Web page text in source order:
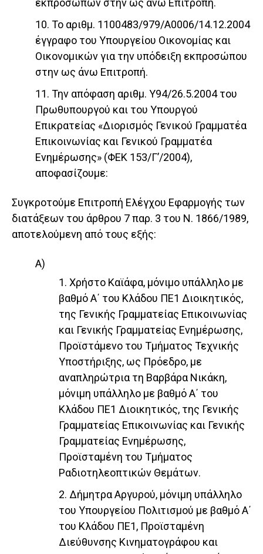
εκπροσώπων στην ως άνω Επιτροπή.
10. Το αριθμ. 1100483/979/Α0006/14.12.2004
έγγραφο του Υπουργείου Οικονομίας και
Οικονομικών για την υπόδειξη εκπροσώπου
στην ως άνω Επιτροπή.
11. Την απόφαση αριθμ. Υ94/26.5.2004 του
Πρωθυπουργού και του Υπουργού
Επικρατείας «Διορισμός Γενικού Γραμματέα
Επικοινωνίας και Γενικού Γραμματέα
Ενημέρωσης» (ΦΕΚ 153/Γ’/2004),
αποφασίζουμε:
Συγκροτούμε Επιτροπή Ελέγχου Εφαρμογής των
διατάξεων του άρθρου 7 παρ. 3 του Ν. 1866/1989,
αποτελούμενη από τους εξής:
Α)
1. Χρήστο Καϊάφα, μόνιμο υπάλληλο με
βαθμό Α΄ του Κλάδου ΠΕ1 Διοικητικός,
της Γενικής Γραμματείας Επικοινωνίας
και Γενικής Γραμματείας Ενημέρωσης,
Προϊστάμενο του Τμήματος Τεχνικής
Υποστήριξης, ως Πρόεδρο, με
αναπληρώτρια τη Βαρβάρα Νικάκη,
μόνιμη υπάλληλο με βαθμό Α΄ του
Κλάδου ΠΕ1 Διοικητικός, της Γενικής
Γραμματείας Επικοινωνίας και Γενικής
Γραμματείας Ενημέρωσης,
Προϊσταμένη του Τμήματος
Ραδιοτηλεοπτικών Θεμάτων.
2. Δήμητρα Αργυρού, μόνιμη υπάλληλο
του Υπουργείου Πολιτισμού με βαθμό Α΄
του Κλάδου ΠΕ1, Προϊσταμένη
Διεύθυνσης Κινηματογράφου και